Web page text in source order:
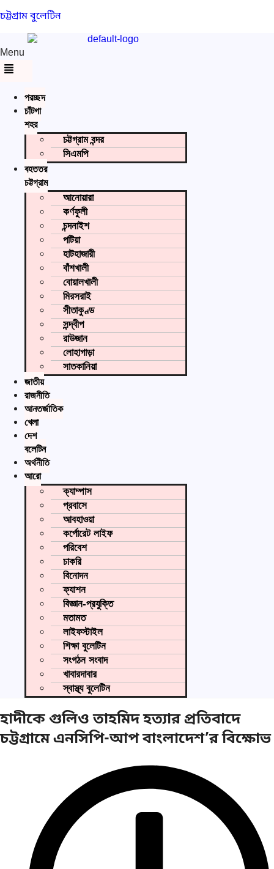
চট্টগ্রাম বুলেটিন
Menu
প্রচ্ছদ
চাঁটগা
শহর
চট্টগ্রাম বন্দর
সিএমপি
বৃহত্তর
চট্টগ্রাম
আনোয়ারা
কর্ণফুলী
চন্দনাইশ
পটিয়া
হাটহাজারী
বাঁশখালী
বোয়ালখালী
মিরসরাই
সীতাকুণ্ড
সন্দ্বীপ
রাউজান
লোহাগাড়া
সাতকানিয়া
জাতীয়
রাজনীতি
আন্তর্জাতিক
খেলা
দেশ
বুলেটিন
অর্থনীতি
আরো
ক্যাম্পাস
প্রবাসে
আবহাওয়া
কর্পোরেট লাইফ
পরিবেশ
চাকরি
বিনোদন
ফ্যাশন
বিজ্ঞান-প্রযুক্তি
মতামত
লাইফস্টাইল
শিক্ষা বুলেটিন
সংগঠন সংবাদ
খাবারদাবার
স্বাস্থ্য বুলেটিন
হাদীকে গুলিও তাহমিদ হত্যার প্রতিবাদে
চট্টগ্রামে এনসিপি-আপ বাংলাদেশ’র বিক্ষোভ